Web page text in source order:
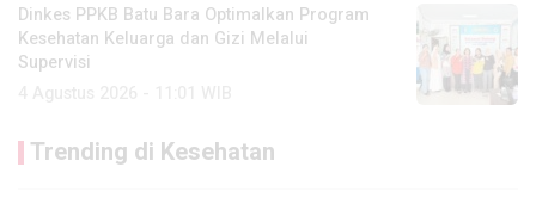
Dinkes PPKB Batu Bara Optimalkan Program
Kesehatan Keluarga dan Gizi Melalui
Supervisi
Trending di Kesehatan